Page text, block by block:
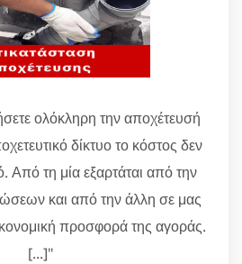
ολόκληρη την αποχέτευσή
δίκτυο το κόστος δεν
Από τη μία εξαρτάται από την
και από την άλλη σε μας
προσφορά της αγοράς.
[...]"